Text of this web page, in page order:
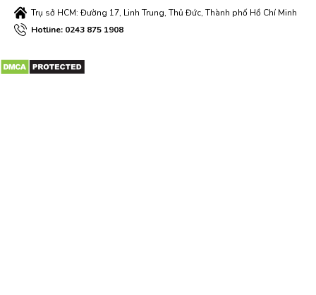
Trụ sở HCM: Đường 17, Linh Trung, Thủ Đức, Thành phố Hồ Chí Minh
Hotline: 0243 875 1908